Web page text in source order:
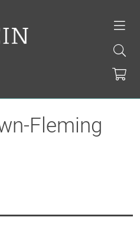
Fleming